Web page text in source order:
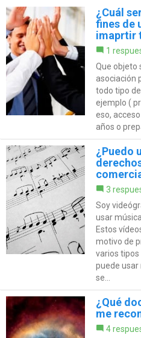
¿Cuál
fines de
imaprtir
1
Que objeto
asociación
todo tipo
ejemplo (
eso,
años o
¿Puedo
3
Soy
usar
Estos
motivo de
varios tipos
puede usar
se...
¿Qué
me
4